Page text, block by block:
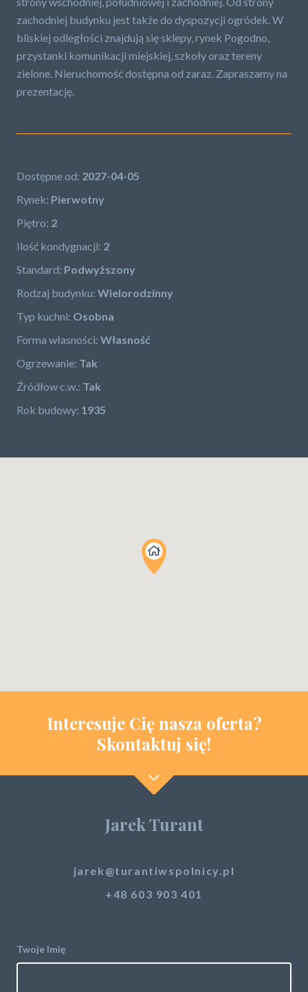
zachodniej budynku jest także do dyspozycji ogródek. W
bliskiej odległości znajdują się sklepy, rynek Pogodno,
przystanki komunikacji miejskiej, szkoły oraz tereny
zielone. Nieruchomość dostępna od zaraz. Zapraszamy na
prezentację.
Dostępne od: 2027-04-05
Rynek: Pierwotny
Piętro: 2
Ilość kondygnacji: 2
Standard: Podwyższony
Rodzaj budynku: Wielorodzinny
Typ kuchni: Osobna
Forma własności: Własność
Ogrzewanie: Tak
Źródłow c.w.: Tak
Rok budowy: 1935
Interesuje Cię nasza oferta?
Skontaktuj się!
Jarek Turant
jarek@turantiwspolnicy.pl
+48 603 903 401
Twoje Imię